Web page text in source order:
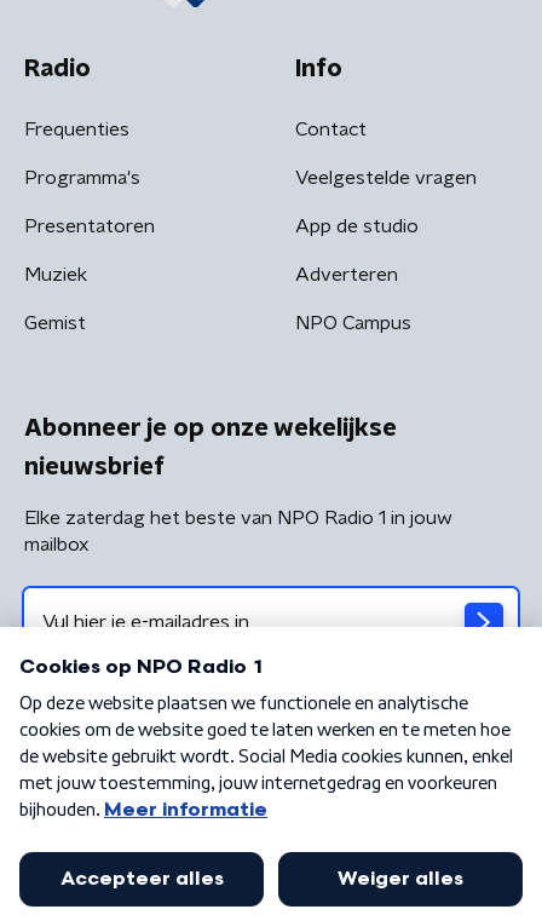
Radio
Frequenties
Programma's
Presentatoren
Muziek
Gemist
Info
Contact
Veelgestelde vragen
App de studio
Adverteren
NPO Campus
Abonneer je op onze wekelijkse
nieuwsbrief
Elke zaterdag het beste van NPO Radio 1 in jouw
mailbox
Algemene voorwaarden